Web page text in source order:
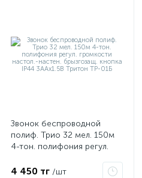
Звонок беспроводной
полиф. Трио 32 мел. 150м
4-тон. полифония регул.
брызгозащ. кнопка IP44
4 450 тг /шт